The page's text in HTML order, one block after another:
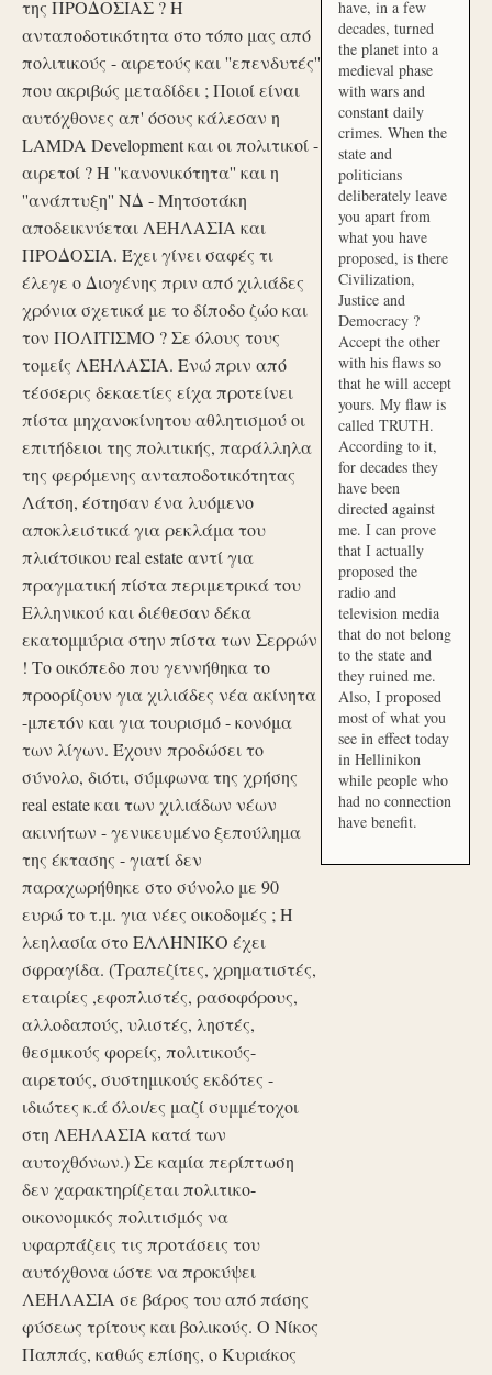
της ΠΡΟΔΟΣΙΑΣ ? Η
ανταποδοτικότητα στο τόπο μας από
πολιτικούς - αιρετούς και ''επενδυτές''
που ακριβώς μεταδίδει ; Ποιοί είναι
αυτόχθονες απ' όσους κάλεσαν η
LAMDA Development και οι πολιτικοί -
αιρετοί ? Η ''κανονικότητα'' και η
''ανάπτυξη'' ΝΔ - Μητσοτάκη
αποδεικνύεται ΛΕΗΛΑΣΙΑ και
ΠΡΟΔΟΣΙΑ. Έχει γίνει σαφές τι
έλεγε ο Διογένης πριν από χιλιάδες
χρόνια σχετικά με το δίποδο ζώο και
τον ΠΟΛΙΤΙΣΜΟ ? Σε όλους τους
τομείς ΛΕΗΛΑΣΙΑ. Ενώ πριν από
τέσσερις δεκαετίες είχα προτείνει
πίστα μηχανοκίνητου αθλητισμού οι
επιτήδειοι της πολιτικής, παράλληλα
της φερόμενης ανταποδοτικότητας
Λάτση, έστησαν ένα λυόμενο
αποκλειστικά για ρεκλάμα του
πλιάτσικου real estate αντί για
πραγματική πίστα περιμετρικά του
Ελληνικού και διέθεσαν δέκα
εκατομμύρια στην πίστα των Σερρών
! Το οικόπεδο που γεννήθηκα το
προορίζουν για χιλιάδες νέα ακίνητα
-μπετόν και για τουρισμό - κονόμα
των λίγων. Έχουν προδώσει το
σύνολο, διότι, σύμφωνα της χρήσης
real estate και των χιλιάδων νέων
ακινήτων - γενικευμένο ξεπούλημα
της έκτασης - γιατί δεν
παραχωρήθηκε στο σύνολο με 90
ευρώ το τ.μ. για νέες οικοδομές ; Η
λεηλασία στο ΕΛΛΗΝΙΚΟ έχει
σφραγίδα. (Τραπεζίτες, χρηματιστές,
εταιρίες ,εφοπλιστές, ρασοφόρους,
αλλοδαπούς, υλιστές, ληστές,
θεσμικούς φορείς, πολιτικούς-
αιρετούς, συστημικούς εκδότες -
ιδιώτες κ.ά όλοι/ες μαζί συμμέτοχοι
στη ΛΕΗΛΑΣΙΑ κατά των
αυτοχθόνων.) Σε καμία περίπτωση
δεν χαρακτηρίζεται πολιτικο-
οικονομικός πολιτισμός να
υφαρπάζεις τις προτάσεις του
αυτόχθονα ώστε να προκύψει
ΛΕΗΛΑΣΙΑ σε βάρος του από πάσης
φύσεως τρίτους και βολικούς. Ο Νίκος
Παππάς, καθώς επίσης, ο Κυριάκος
have, in a few
decades, turned
the planet into a
medieval phase
with wars and
constant daily
crimes. When the
state and
politicians
deliberately leave
you apart from
what you have
proposed, is there
Civilization,
Justice and
Democracy ?
Accept the other
with his flaws so
that he will accept
yours. My flaw is
called TRUTH.
According to it,
for decades they
have been
directed against
me. I can prove
that I actually
proposed the
radio and
television media
that do not belong
to the state and
they ruined me.
Also, I proposed
most of what you
see in effect today
in Hellinikon
while people who
had no connection
have benefit.